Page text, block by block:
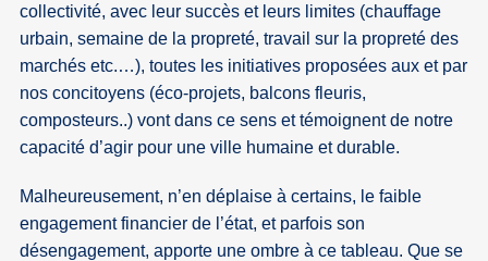
collectivité, avec leur succès et leurs limites (chauffage
urbain, semaine de la propreté, travail sur la propreté des
marchés etc.…), toutes les initiatives proposées aux et par
nos concitoyens (éco-projets, balcons fleuris,
composteurs..) vont dans ce sens et témoignent de notre
capacité d’agir pour une ville humaine et durable.
Malheureusement, n’en déplaise à certains, le faible
engagement financier de l’état, et parfois son
désengagement, apporte une ombre à ce tableau. Que se